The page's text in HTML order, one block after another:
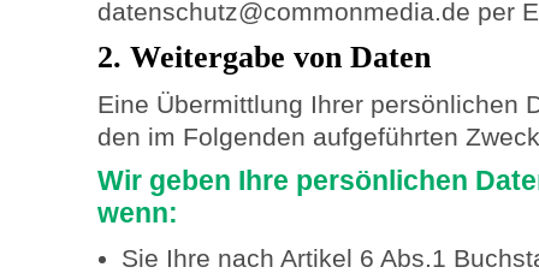
datenschutz@commonmedia.de per
2. Weitergabe von Daten
Eine Übermittlung Ihrer persönlichen
den im Folgenden aufgeführten
Wir geben Ihre persönlichen
wenn:
Sie Ihre nach Artikel 6 Abs.1